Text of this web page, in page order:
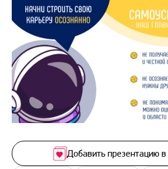
Добавить презентацию